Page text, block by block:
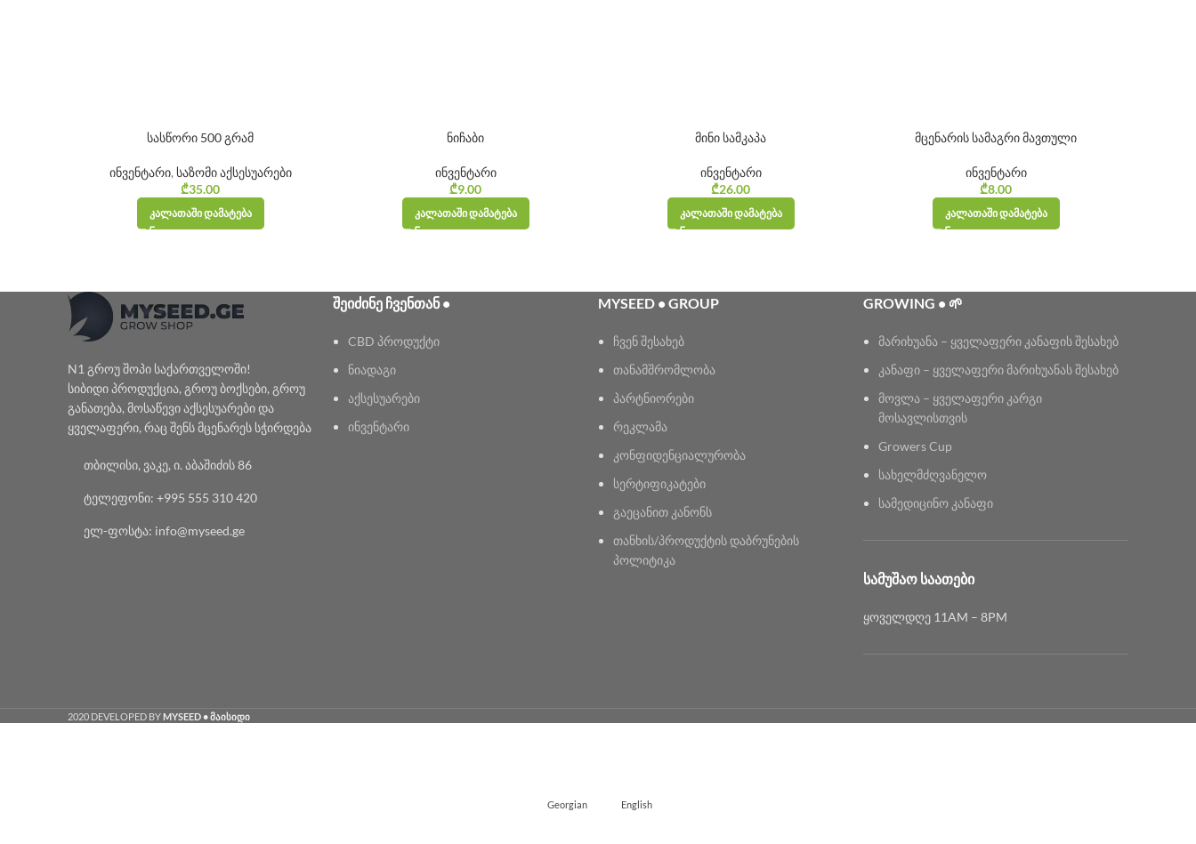
სასწორი 500 გრამ
ინვენტარი, საზომი აქსესუარები
₾35.00
ᲙᲐᲚᲐᲗᲐᲨᲘ ᲓᲐᲛᲐᲢᲔᲑᲐ
ნიჩაბი
ინვენტარი
₾9.00
ᲙᲐᲚᲐᲗᲐᲨᲘ ᲓᲐᲛᲐᲢᲔᲑᲐ
მინი სამკაპა
ინვენტარი
₾26.00
ᲙᲐᲚᲐᲗᲐᲨᲘ ᲓᲐᲛᲐᲢᲔᲑᲐ
მცენარის სამაგრი მავთული
ინვენტარი
₾8.00
ᲙᲐᲚᲐᲗᲐᲨᲘ ᲓᲐᲛᲐᲢᲔᲑᲐ
N1 გროუ შოპი საქართველოში!
სიბიდი პროდუქცია, გროუ ბოქსები, გროუ
განათება, მოსაწევი აქსესუარები და
ყველაფერი, რაც შენს მცენარეს სჭირდება
თბილისი, ვაკე, ი. აბაშიძის 86
ტელეფონი: +995 555 310 420
ელ-ფოსტა: info@myseed.ge
ᲨᲔᲘᲫᲘᲜᲔ ᲩᲕᲔᲜᲗᲐᲜ •
CBD პროდუქტი
ნიადაგი
აქსესუარები
ინვენტარი
MYSEED • GROUP
ჩვენ შესახებ
თანამშრომლობა
პარტნიორები
რეკლამა
კონფიდენციალურობა
სერტიფიკატები
გაეცანით კანონს
თანხის/პროდუქტის დაბრუნების
პოლიტიკა
GROWING • 🌱
მარიხუანა – ყველაფერი კანაფის შესახებ
კანაფი – ყველაფერი მარიხუანას შესახებ
მოვლა – ყველაფერი კარგი
მოსავლისთვის
Growers Cup
სახელმძღვანელო
სამედიცინო კანაფი
ᲡᲐᲛᲣᲨᲐᲝ ᲡᲐᲐᲗᲔᲑᲘ
ყოველდღე 11AM – 8PM
2020 DEVELOPED BYMYSEED • მაისიდი
Georgian English